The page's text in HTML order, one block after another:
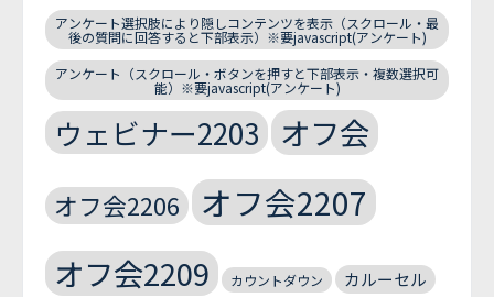
アンケート選択肢により隠しコンテンツを表示（スクロール・最
後の質問に回答すると下部表示）※要javascript(アンケート)
アンケート（スクロール・ボタンを押すと下部表示・複数選択可
能）※要javascript(アンケート)
ウェビナー2203 オフ会
オフ会2206 オフ会2207
オフ会2209 カウントダウン カルーセル